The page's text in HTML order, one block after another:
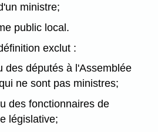
ministre;
public local.
exclut :
des députés à l'Assemblée
ne sont pas ministres;
des fonctionnaires de
législative;